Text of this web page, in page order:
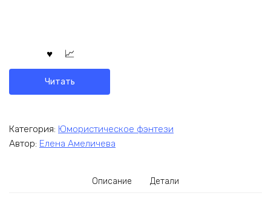
Читать
Категория: Юмористическое фэнтези
Автор: Елена Амеличева
Описание Детали